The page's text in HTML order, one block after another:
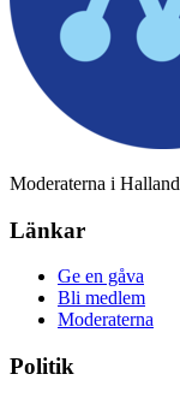
Moderaterna i Halland
Länkar
Ge en gåva
Bli medlem
Moderaterna
Politik